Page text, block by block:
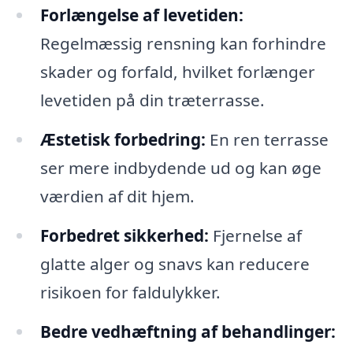
Forlængelse af levetiden:
Regelmæssig rensning kan forhindre
skader og forfald, hvilket forlænger
levetiden på din træterrasse.
Æstetisk forbedring: En ren terrasse
ser mere indbydende ud og kan øge
værdien af dit hjem.
Forbedret sikkerhed: Fjernelse af
glatte alger og snavs kan reducere
risikoen for faldulykker.
Bedre vedhæftning af behandlinger: